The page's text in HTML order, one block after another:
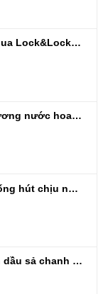
Bình nhựa đựng nước Aqua Lock&Lock 2.1L
Túi nước giặt xả Sizen hương nước hoa 500 ml
Ly thuỷ tinh nắp gỗ kèm ống hút chịu nhiệt 500ml
Nước lau sàn Botany tinh dầu sả chanh chai 3.9kg